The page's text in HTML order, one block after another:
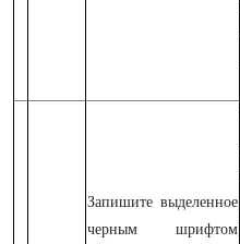
Запишите выделенное
черным шрифтом